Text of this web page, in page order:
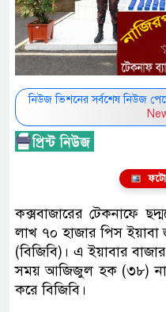
নিউজ ভিশনের সর্বশেষ নিউজ
ফটো
কক্সবাজারের টেকনাফে
লাখ ৭০ হাজার পিস ইয়াবা
(বিজিবি)। এ ইয়াবার
সময় আজিজুল হক (৩৮)
করে বিজিবি।